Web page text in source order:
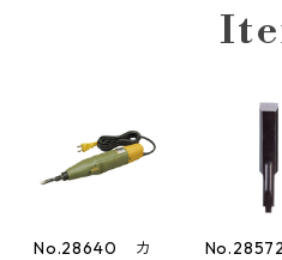
No.28640 カ